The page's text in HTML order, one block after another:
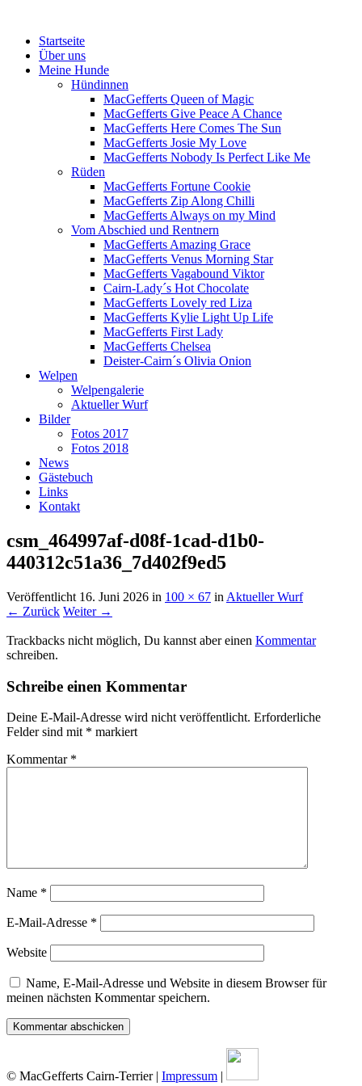
Menü
Zum
Inhalt
springen
Startseite
Über uns
Meine Hunde
Hündinnen
MacGefferts Queen of Magic
MacGefferts Give Peace A Chance
MacGefferts Here Comes The Sun
MacGefferts Josie My Love
MacGefferts Nobody Is Perfect Like Me
Rüden
MacGefferts Fortune Cookie
MacGefferts Zip Along Chilli
MacGefferts Always on my Mind
Vom Abschied und Rentnern
MacGefferts Amazing Grace
MacGefferts Venus Morning Star
MacGefferts Vagabound Viktor
Cairn-Lady´s Hot Chocolate
MacGefferts Lovely red Liza
MacGefferts Kylie Light Up Life
MacGefferts First Lady
MacGefferts Chelsea
Deister-Cairn´s Olivia Onion
Welpen
Welpengalerie
Aktueller Wurf
Bilder
Fotos 2017
Fotos 2018
News
Gästebuch
Links
Kontakt
csm_464997af-d08f-1cad-d1b0-
440312c51a36_7d402f9ed5
Veröffentlicht 16. Juni 2026 in 100 × 67 in Aktueller Wurf
← Zurück Weiter →
Trackbacks nicht möglich, Du kannst aber einen Kommentar
schreiben.
Schreibe einen Kommentar
Deine E-Mail-Adresse wird nicht veröffentlicht. Erforderliche
Felder sind mit * markiert
Kommentar *
Name *
E-Mail-Adresse *
Website
Name, E-Mail-Adresse und Website in diesem Browser für
meinen nächsten Kommentar speichern.
© MacGefferts Cairn-Terrier | Impressum |